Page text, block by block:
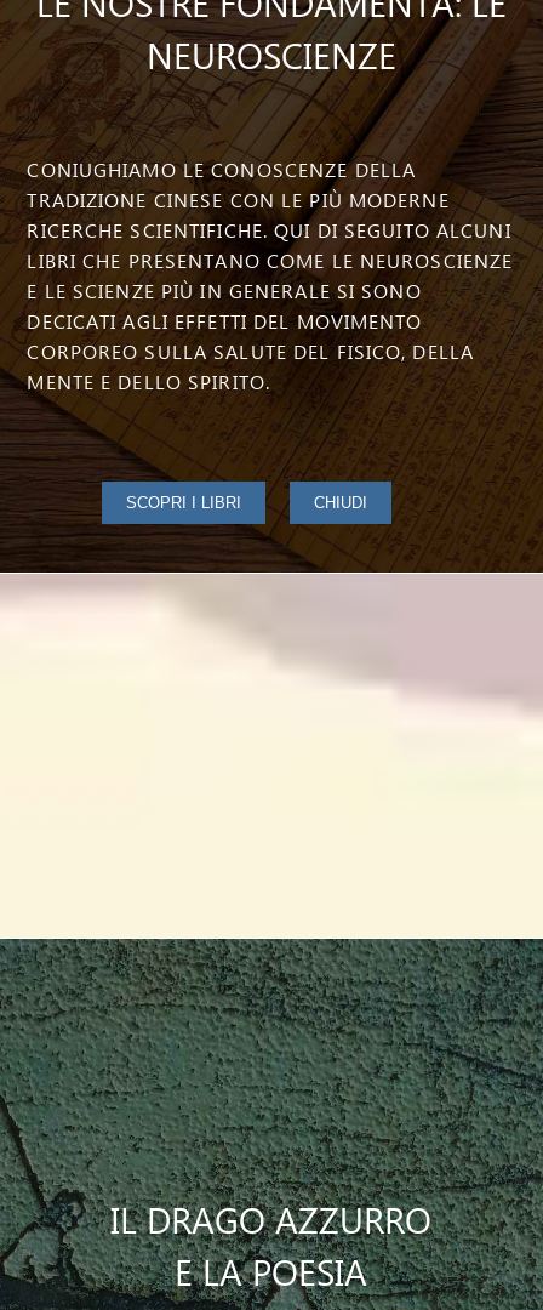
NEUROSCIENZE
CONIUGHIAMO LE CONOSCENZE DELLA
TRADIZIONE CINESE CON LE PIÙ MODERNE
RICERCHE SCIENTIFICHE. QUI DI SEGUITO ALCUNI
LIBRI CHE PRESENTANO COME LE NEUROSCIENZE
E LE SCIENZE PIÙ IN GENERALE SI SONO
DECICATI AGLI EFFETTI DEL MOVIMENTO
CORPOREO SULLA SALUTE DEL FISICO, DELLA
MENTE E DELLO SPIRITO.
IL DRAGO AZZURRO
E LA POESIA